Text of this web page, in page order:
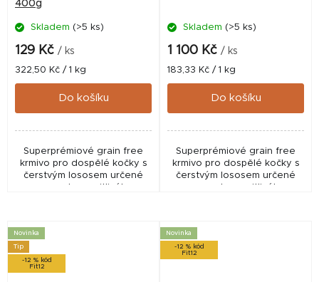
400g
Skladem (>5 ks)
129 Kč / ks
Měrná
322,50 Kč / 1 kg
Do košíku
Superprémiové grain free
krmivo pro dospělé kočky s
čerstvým lososem určené
pro podporu citlivého
Skladem (>5 ks)
1 100 Kč / ks
Měrná
183,33 Kč / 1 kg
Do košíku
Superprémiové grain free
krmivo pro dospělé kočky s
čerstvým lososem určené
pro podporu citlivého
Novinka
Tip
-12 % kód
Fit12
Novinka
-12 % kód
Fit12